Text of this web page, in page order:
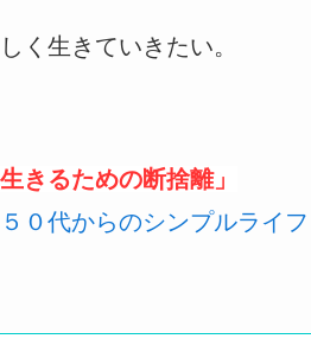
く生きていきたい。
きるための断捨離」
５０代からのシンプルライフ